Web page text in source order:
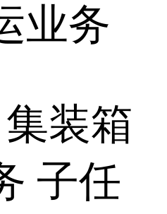
业务
装箱
子任